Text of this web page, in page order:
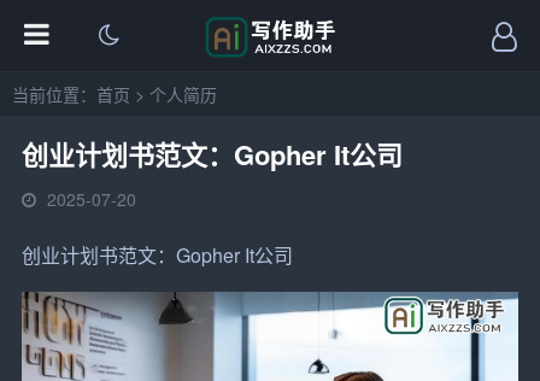
当前位置： 首页 > 个人简历
创业计划书范文：Gopher It公司
2025-07-20
创业计划书范文：Gopher It公司